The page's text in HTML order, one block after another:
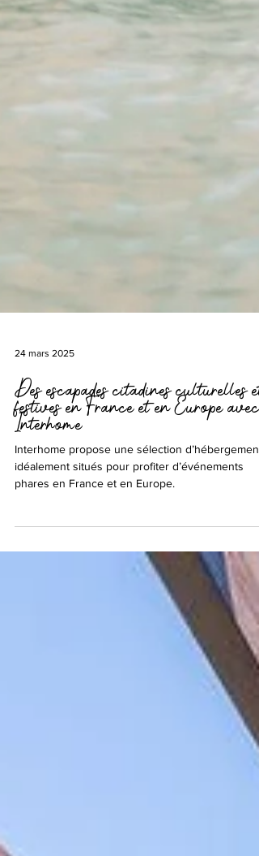
24 mars 2025
Des escapades citadines culturelles et
festives en France et en Europe avec
Interhome
Interhome propose une sélection